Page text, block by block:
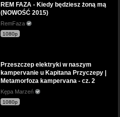
REM FAZA - Kiedy będziesz żoną mą
(NOWOŚĆ 2015)
RemFaza
1080p
Przeszczep elektryki w naszym
kampervanie u Kapitana Przyczepy |
Metamorfoza kampervana - cz. 2
Kępa Marzeń
1080p